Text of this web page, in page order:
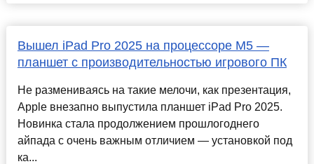
Вышел iPad Pro 2025 на процессоре M5 —
планшет с производительностью игрового ПК
Не размениваясь на такие мелочи, как презентация,
Apple внезапно выпустила планшет iPad Pro 2025.
Новинка стала продолжением прошлогоднего
айпада с очень важным отличием — установкой под
ка...